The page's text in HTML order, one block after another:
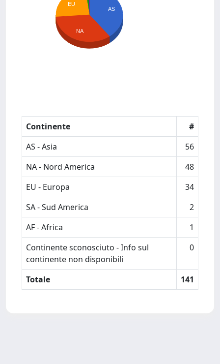
AS
EU
NA
Continente
#
AS - Asia
56
NA - Nord America
48
EU - Europa
34
SA - Sud America
2
AF - Africa
1
Continente sconosciuto - Info sul
continente non disponibili
0
Totale 141